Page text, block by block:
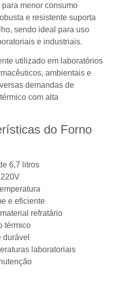
menor consumo
e resistente suporta
sendo ideal para uso
e industriais.
utilizado em laboratórios
ambientais e
demandas de
com alta
do Forno
6,7 litros
e eficiente
refratário
térmico
durável
laboratoriais